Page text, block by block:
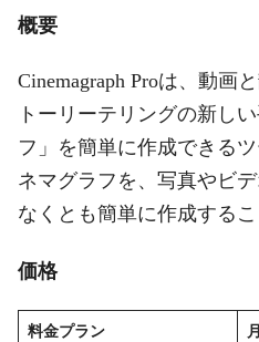
概要
Cinemagraph Proは、動画
トーリーテリングの新し
フ」を簡単に作成できる
ネマグラフを、写真やビ
なくとも簡単に作成するこ
価格
料金プラン